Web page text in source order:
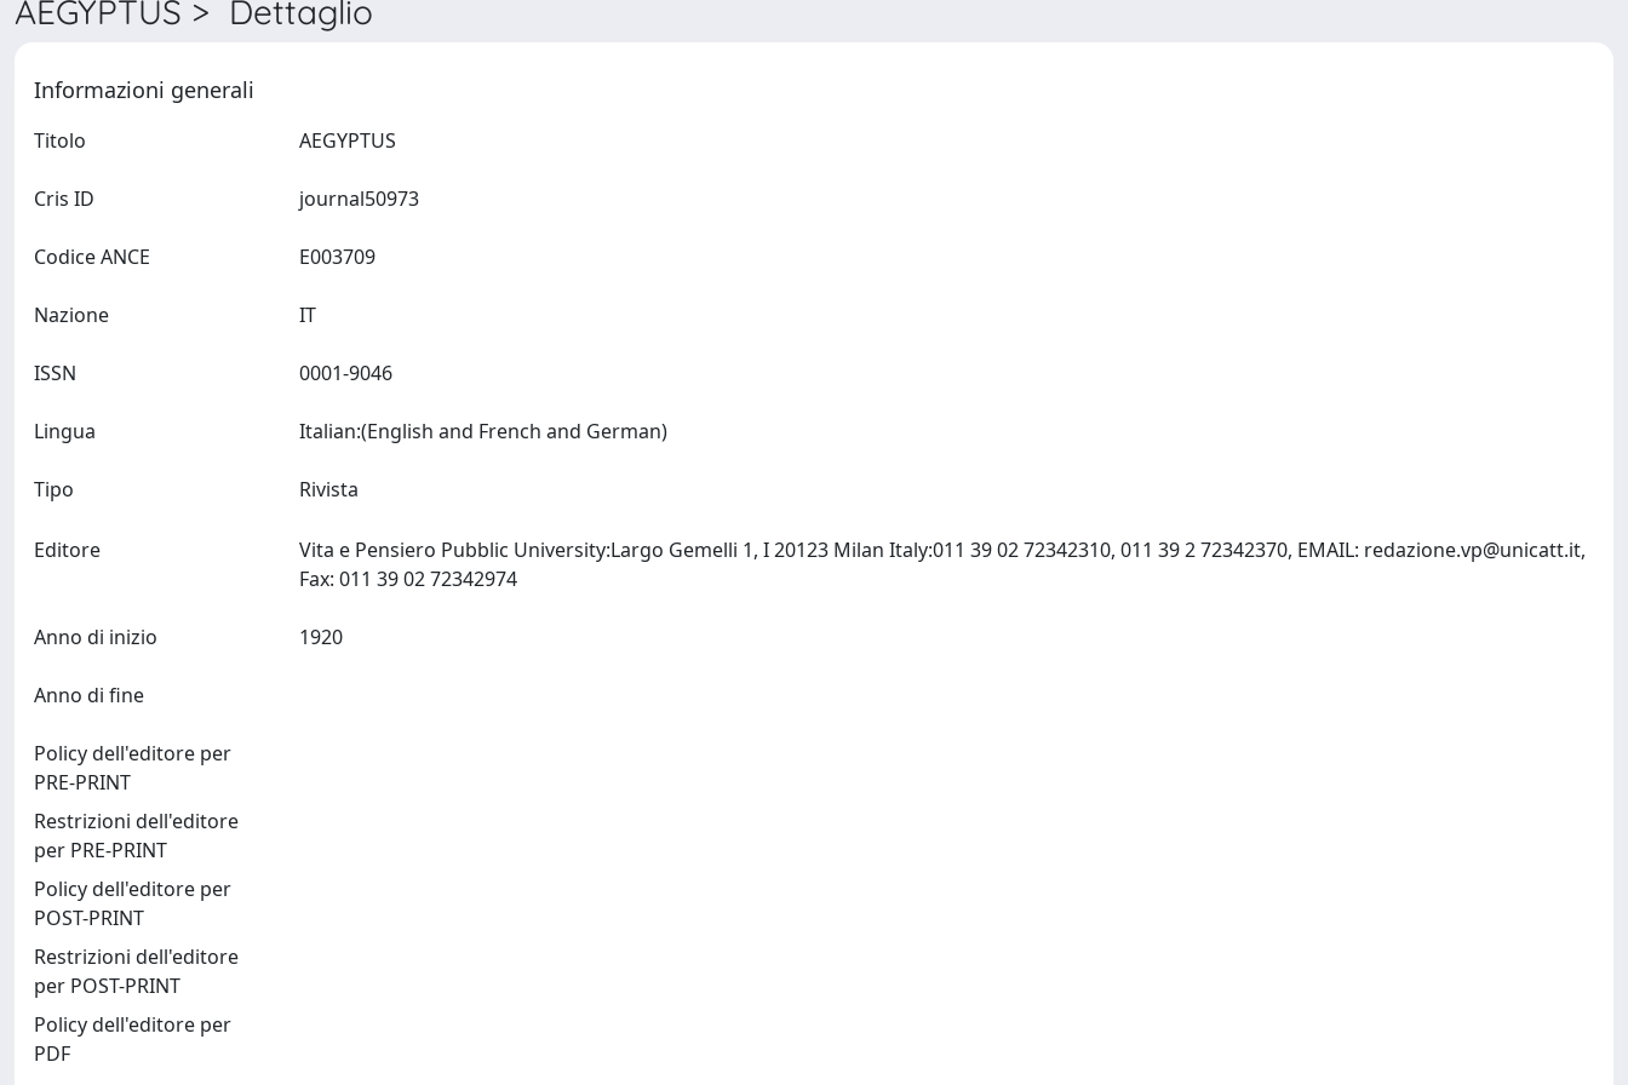
AEGYPTUS > Dettaglio
Informazioni generali
Titolo
Cris ID
Codice ANCE
Nazione
ISSN
Lingua
Tipo Rivista
Editore Vita e Pensiero Pubblic University:Largo Gemelli 1, I 20123 Milan Italy:011 39 02 72342310, 011 39 2 72342370, EMAIL: redazione.vp@unicatt.it,
Anno di inizio
Anno di fine
Policy dell'editore per
PRE-PRINT
Restrizioni dell'editore
per PRE-PRINT
Policy dell'editore per
POST-PRINT
Restrizioni dell'editore
per POST-PRINT
Policy dell'editore per
PDF